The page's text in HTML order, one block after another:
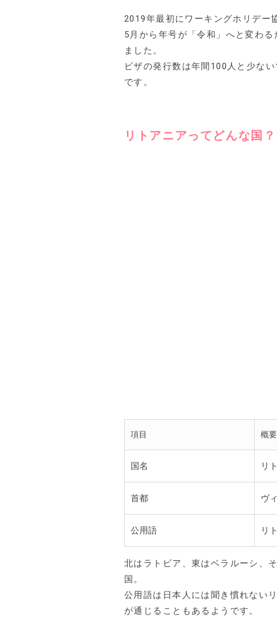
2019年最初にワーキングホリデー
5月から年号が「令和」へと変わ
ました。
ビザの発行数は年間100人と少な
です。
リトアニアってどんな国？
項目 概要
国名 リ
首都 ヴ
公用語 リ
北はラトビア、東はベラルーシ、
国。
公用語は日本人には聞き慣れない
が通じることもあるようです。